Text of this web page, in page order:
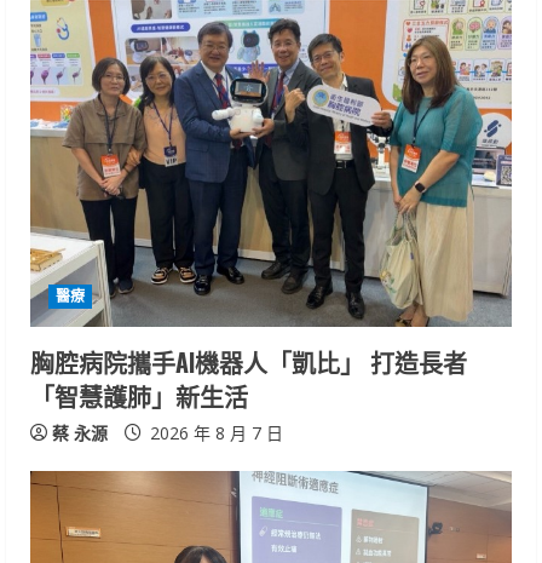
醫療
胸腔病院攜手AI機器人「凱比」 打造長者
「智慧護肺」新生活
蔡 永源 2026 年 8 月 7 日